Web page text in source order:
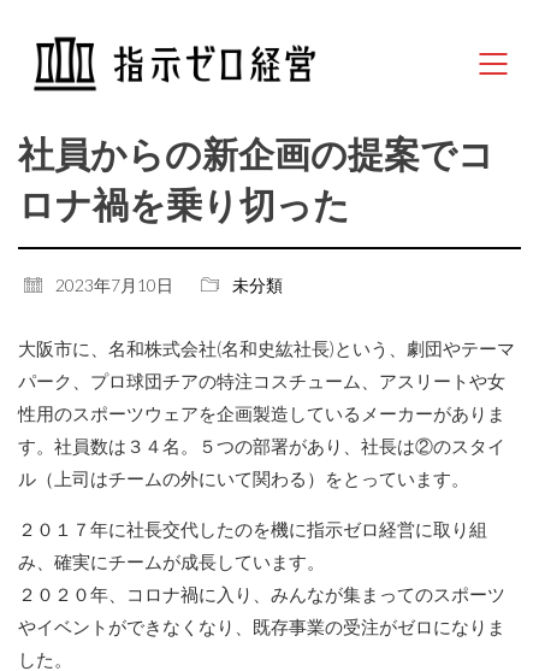
社員からの新企画の提案でコ
ロナ禍を乗り切った
2023年7月10日 未分類
大阪市に、名和株式会社(名和史紘社長)という、劇団やテーマ
パーク、プロ球団チアの特注コスチューム、アスリートや女
性用のスポーツウェアを企画製造しているメーカーがありま
す。社員数は３４名。５つの部署があり、社長は②のスタイ
ル（上司はチームの外にいて関わる）をとっています。
２０１７年に社長交代したのを機に指示ゼロ経営に取り組
み、確実にチームが成⻑しています。
２０２０年、コロナ禍に入り、みんなが集まってのスポーツ
やイベントができなくなり、既存事業の受注がゼロになりま
した。